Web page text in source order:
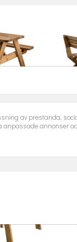
Brafab
av prestanda,
annonser